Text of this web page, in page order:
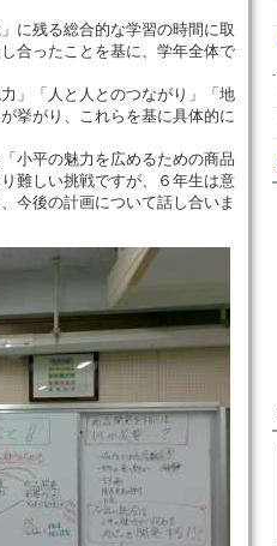
に残る総合的な学習の時間に取
合ったことを基に、学年全体で
」「人と人とのつながり」「地
挙がり、これらを基に具体的に
小平の魅力を広めるための商品
難しい挑戦ですが、６年生は意
今後の計画について話し合いま